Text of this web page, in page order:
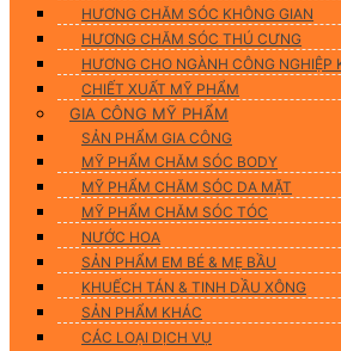
HƯƠNG CHĂM SÓC KHÔNG GIAN
HƯƠNG CHĂM SÓC THÚ CƯNG
HƯƠNG CHO NGÀNH CÔNG NGHIỆP
CHIẾT XUẤT MỸ PHẨM
GIA CÔNG MỸ PHẨM
SẢN PHẨM GIA CÔNG
MỸ PHẨM CHĂM SÓC BODY
MỸ PHẨM CHĂM SÓC DA MẶT
MỸ PHẨM CHĂM SÓC TÓC
NƯỚC HOA
SẢN PHẨM EM BÉ & MẸ BẦU
KHUẾCH TÁN & TINH DẦU XÔNG
SẢN PHẨM KHÁC
CÁC LOẠI DỊCH VỤ